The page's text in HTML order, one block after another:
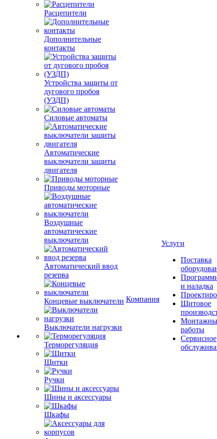
Расцепители
Дополнительные
контакты
Устройства защиты от
дугового пробоя
(УЗДП)
Силовые автоматы
Автоматические
выключатели защиты
двигателя
Приводы моторные
Воздушные
автоматические
выключатели
Автоматический ввод
резерва
Концевые выключатели
Выключатели нагрузки
Терморегуляция
Щитки
Ручки
Шины и аксессуары
Шкафы
Компания
Услуги
Поставка
и наладка
Щитовое
работы
Сервисное